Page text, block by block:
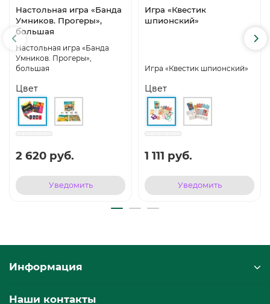
Настольная игра «Банда
Умников. Прогеры»,
большая
Настольная игра «Банда
Умников. Прогеры»,
большая
Цвет
2 620 руб.
Уведомить
Игра «Квестик
шпионский»
Игра «Квестик шпионский»
Цвет
1 111 руб.
Уведомить
Информация
Наши контакты